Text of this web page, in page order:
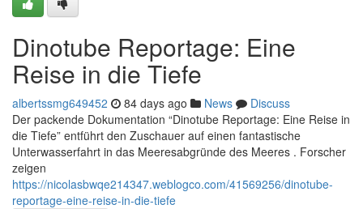
Dinotube Reportage: Eine
Reise in die Tiefe
albertssmg649452 84 days ago News
Discuss
Der packende Dokumentation “Dinotube Reportage: Eine Reise in
die Tiefe” entführt den Zuschauer auf einen fantastische
Unterwasserfahrt in das Meeresabgründe des Meeres . Forscher
zeigen
https://nicolasbwqe214347.weblogco.com/41569256/dinotube-
reportage-eine-reise-in-die-tiefe